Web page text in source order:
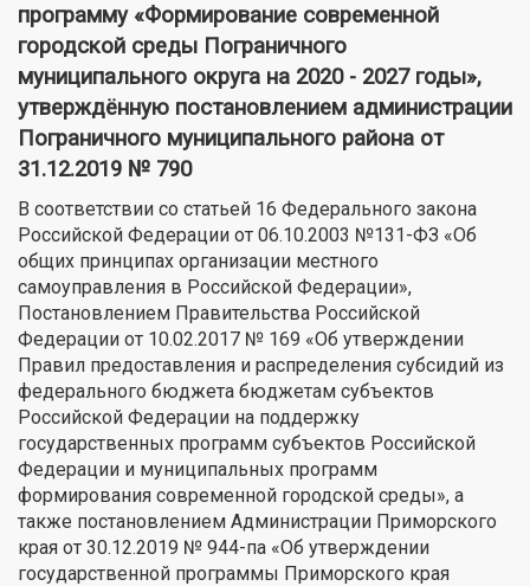
программу «Формирование современной
городской среды Пограничного
муниципального округа на 2020 - 2027 годы»,
утверждённую постановлением администрации
Пограничного муниципального района от
31.12.2019 № 790
В соответствии со статьей 16 Федерального закона
Российской Федерации от 06.10.2003 №131-ФЗ «Об
общих принципах организации местного
самоуправления в Российской Федерации»,
Постановлением Правительства Российской
Федерации от 10.02.2017 № 169 «Об утверждении
Правил предоставления и распределения субсидий из
федерального бюджета бюджетам субъектов
Российской Федерации на поддержку
государственных программ субъектов Российской
Федерации и муниципальных программ
формирования современной городской среды», а
также постановлением Администрации Приморского
края от 30.12.2019 № 944-па «Об утверждении
государственной программы Приморского края